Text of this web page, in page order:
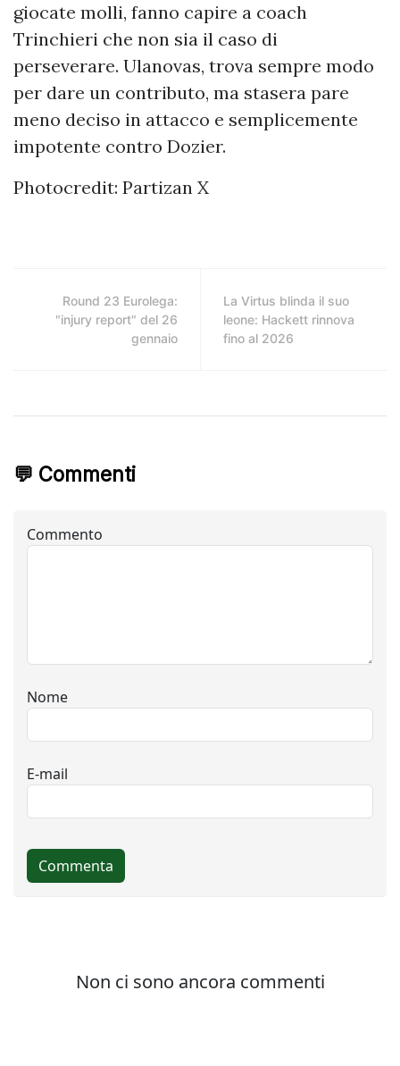
giocate molli, fanno capire a coach
Trinchieri che non sia il caso di
perseverare. Ulanovas, trova sempre modo
per dare un contributo, ma stasera pare
meno deciso in attacco e semplicemente
impotente contro Dozier.
Photocredit: Partizan X
Round 23 Eurolega:
"injury report" del 26
gennaio
La Virtus blinda il suo
leone: Hackett rinnova
fino al 2026
💬 Commenti